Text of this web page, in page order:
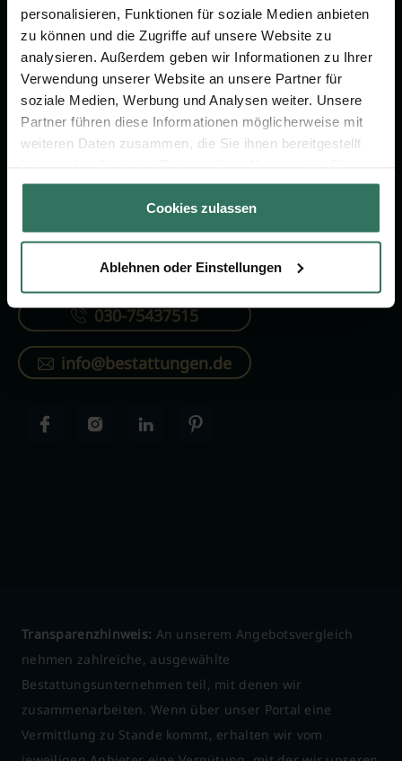
personalisieren, Funktionen für soziale Medien anbieten
zu können und die Zugriffe auf unsere Website zu
analysieren. Außerdem geben wir Informationen zu Ihrer
Verwendung unserer Website an unsere Partner für
soziale Medien, Werbung und Analysen weiter. Unsere
Partner führen diese Informationen möglicherweise mit
weiteren Daten zusammen, die Sie ihnen bereitgestellt
gesammelt haben.
Cookies zulassen
Ablehnen oder Einstellungen
Jetzt beraten lassen
FÜR SIE
Vergleich
Verzeichnis
FÜR BESTATTER
Online-Portal
KONTAKTIEREN SIE UNS
030-75437515
info@bestattungen.de
Transparenzhinweis: An unserem Angebotsvergleich
nehmen zahlreiche, ausgewählte
Bestattungsunternehmen teil, mit denen wir
zusammenarbeiten. Wenn über unser Portal eine
Vermittlung zu Stande kommt, erhalten wir vom